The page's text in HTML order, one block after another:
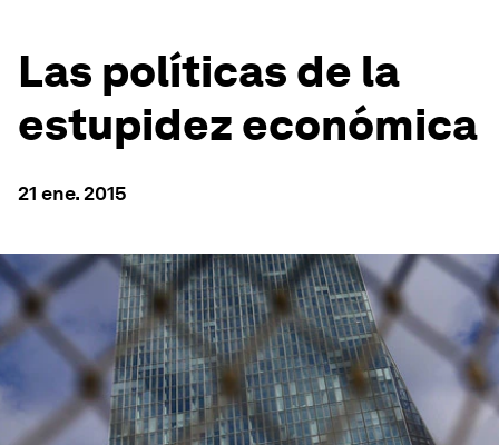
Las políticas de la
estupidez económica
21 ene. 2015